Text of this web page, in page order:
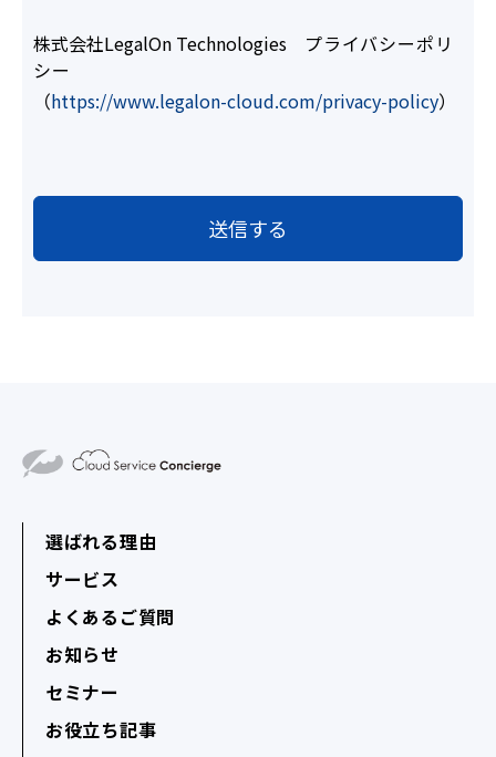
株式会社LegalOn Technologies プライバシーポリ
シー
（https://www.legalon-cloud.com/privacy-policy）
選ばれる理由
サービス
よくあるご質問
お知らせ
セミナー
お役立ち記事